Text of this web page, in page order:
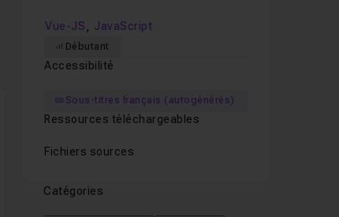
Vue-JS , JavaScript
Débutant
Accessibilité
Sous-titres français (autogénérés)
Ressources téléchargeables
Fichiers sources
Catégories